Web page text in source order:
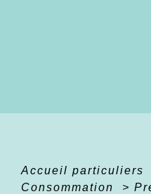
Accueil particuliers
Consommation
>